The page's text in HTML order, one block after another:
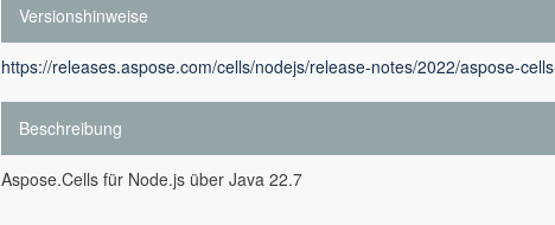
Versionshinweise
https://releases.aspose.com/cells/nodejs/release-notes/2022/aspose-
Beschreibung
Aspose.Cells für Node.js über Java 22.7